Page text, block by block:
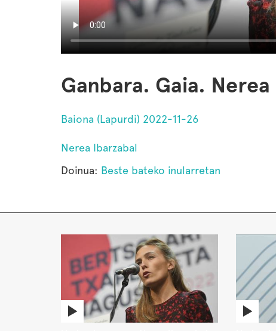
Ganbara. Gaia.
Baiona (Lapurdi) 2022-11-26
Nerea Ibarzabal
Doinua: Beste bateko inularretan